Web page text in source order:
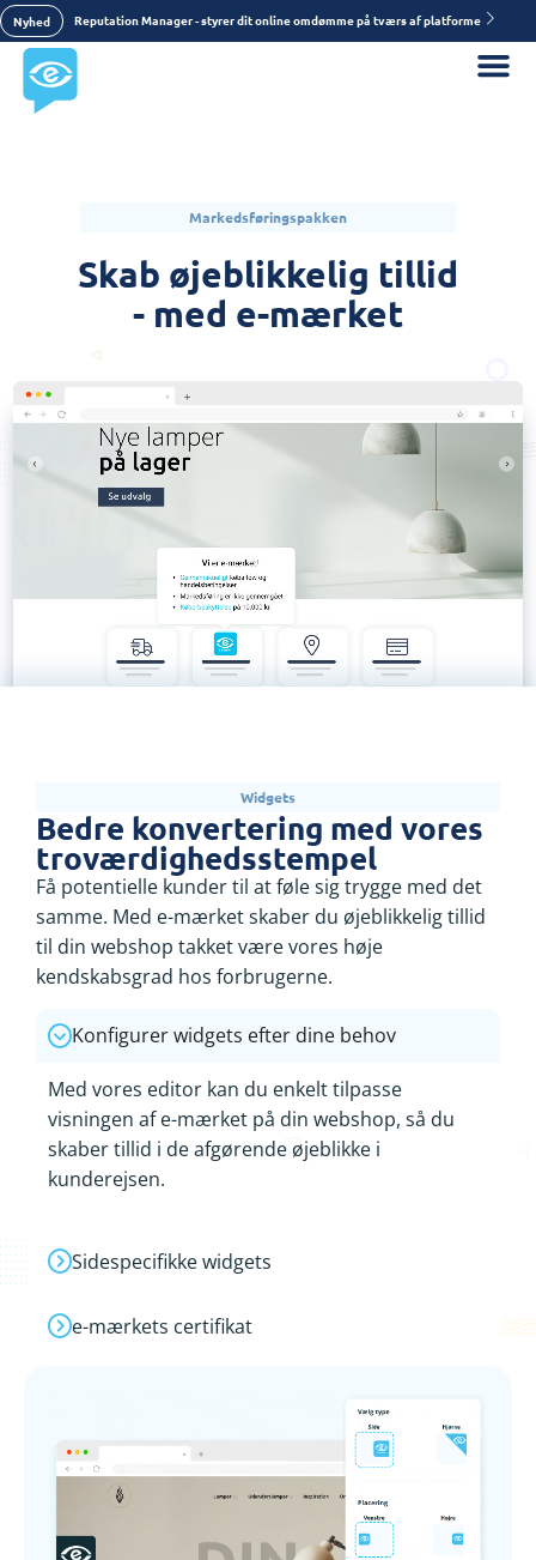
Nyhed Reputation Manager - styrer dit online omdømme på tværs af platforme
Markedsføringspakken
Skab øjeblikkelig tillid
- med e-mærket
Widgets
Bedre konvertering med vores
troværdighedsstempel
Få potentielle kunder til at føle sig trygge med det
samme. Med e-mærket skaber du øjeblikkelig tillid
til din webshop takket være vores høje
kendskabsgrad hos forbrugerne.
Konfigurer widgets efter dine behov
Med vores editor kan du enkelt tilpasse
visningen af e-mærket på din webshop, så du
skaber tillid i de afgørende øjeblikke i
kunderejsen.
Sidespecifikke widgets
e-mærkets certifikat